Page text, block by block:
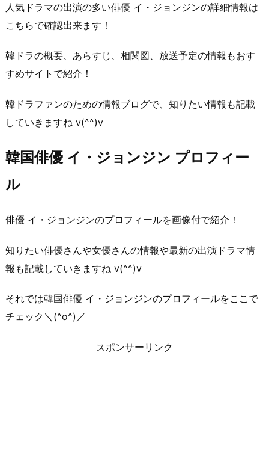
人気ドラマの出演の多い俳優 イ・ジョンジンの詳細情報は
こちらで確認出来ます！
韓ドラの概要、あらすじ、相関図、放送予定の情報もおす
すめサイトで紹介！
韓ドラファンのための情報ブログで、知りたい情報も記載
していきますね v(^^)v
韓国俳優 イ・ジョンジン プロフィー
ル
俳優 イ・ジョンジンのプロフィールを画像付で紹介！
知りたい俳優さんや女優さんの情報や最新の出演ドラマ情
報も記載していきますね v(^^)v
それでは韓国俳優 イ・ジョンジンのプロフィールをここで
チェック＼(^o^)／
スポンサーリンク